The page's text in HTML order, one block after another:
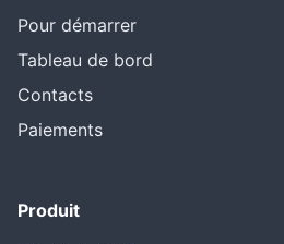
Pour démarrer
Tableau de bord
Contacts
Paiements
Produit